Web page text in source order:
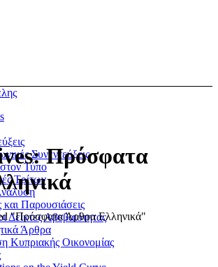
Συνεντεύξεις
Τύπο
Τρίτων
και Παρουσιάσεις
Δείκτες Αβεβαιότητας
Άρθρα
Κυπριακής Οικονομίας
Πρόσφατα
"Πρόσφατα Άρθρα Ελληνικά"